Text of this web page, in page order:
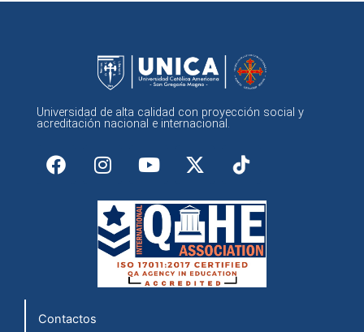
Universidad de alta calidad con proyección social y
acreditación nacional e internacional.
F
a
I
n
t
a
g
a
Y
o
t
u
b
e
X
-
w
i
t
t
e
Contactos